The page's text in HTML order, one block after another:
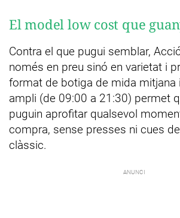
El model low cost que
Contra el que pugui semblar,
només en preu sinó en varietat i
format de botiga de mida mitjana
ampli (de 09:00 a 21:30) permet
puguin aprofitar qualsevol
compra, sense presses ni cues
clàssic.